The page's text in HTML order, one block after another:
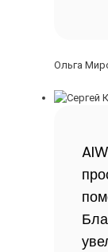
Ольга